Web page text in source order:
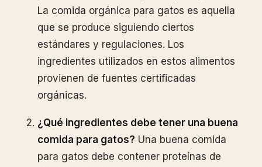
La comida orgánica para gatos es aquella
que se produce siguiendo ciertos
estándares y regulaciones. Los
ingredientes utilizados en estos alimentos
provienen de fuentes certificadas
orgánicas.
¿Qué ingredientes debe tener una buena
comida para gatos? Una buena comida
para gatos debe contener proteínas de